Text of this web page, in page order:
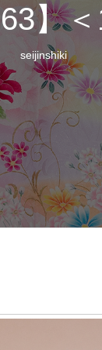
】＜
seijinshiki